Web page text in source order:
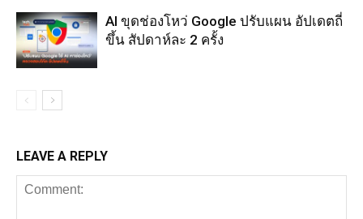
AI ขุดช่องโหว่ Google ปรับแผน อัปเดตถี่
ขึ้น สัปดาห์ละ 2 ครั้ง
LEAVE A REPLY